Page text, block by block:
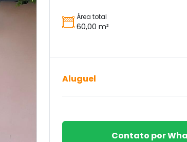
Área total
60,00 m²
Aluguel
Contato por